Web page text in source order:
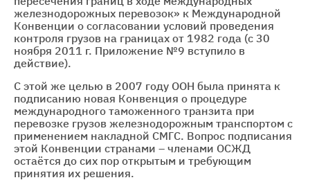
железнодорожных перевозок» к Международной
Конвенции о согласовании условий проведения
контроля грузов на границах от 1982 года (с 30
ноября 2011 г. Приложение №9 вступило в
действие).
С этой же целью в 2007 году ООН была принята к
подписанию новая Конвенция о процедуре
международного таможенного транзита при
перевозке грузов железнодорожным транспортом с
применением накладной СМГС. Вопрос подписания
этой Конвенции странами – членами ОСЖД
остаётся до сих пор открытым и требующим
принятия их решения.